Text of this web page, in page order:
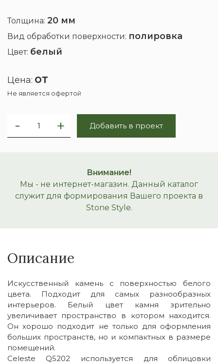
Толщина: 20 мм
Вид обработки поверхности: полировка
Цвет: белый
Цена: от
Не является офертой
Добавить в проект
Внимание!
Мы - не интернет-магазин. Данный каталог
служит для формирования Вашего проекта в
Stone Style.
Описание
Искусственный камень с поверхностью белого
цвета. Подходит для самых разнообразных
интерьеров. Белый цвет камня зрительно
увеличивает пространство в котором находится.
Он хорошо подходит не только для оформления
больших пространств, но и компактных в размере
помещений.
Celeste Q5202 используется для облицовки